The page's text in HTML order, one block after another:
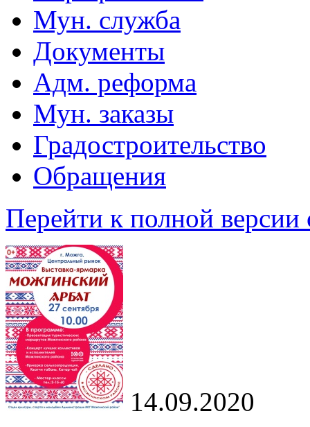
Мун. служба
Документы
Адм. реформа
Мун. заказы
Градостроительство
Обращения
Перейти к полной версии
14.09.2020